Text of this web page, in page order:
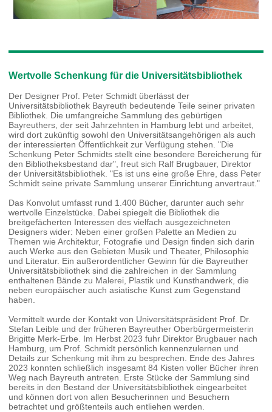
Wertvolle Schenkung für die Universitätsbibliothek
Der Designer Prof. Peter Schmidt überlässt der
Universitätsbibliothek Bayreuth bedeutende Teile seiner privaten
Bibliothek. Die umfangreiche Sammlung des gebürtigen
Bayreuthers, der seit Jahrzehnten in Hamburg lebt und arbeitet,
wird dort zukünftig sowohl den Universitätsangehörigen als auch
der interessierten Öffentlichkeit zur Verfügung stehen. "Die
Schenkung Peter Schmidts stellt eine besondere Bereicherung für
den Bibliotheksbestand dar", freut sich Ralf Brugbauer, Direktor
der Universitätsbibliothek. "Es ist uns eine große Ehre, dass Peter
Schmidt seine private Sammlung unserer Einrichtung anvertraut."
Das Konvolut umfasst rund 1.400 Bücher, darunter auch sehr
wertvolle Einzelstücke. Dabei spiegelt die Bibliothek die
breitgefächerten Interessen des vielfach ausgezeichneten
Designers wider: Neben einer großen Palette an Medien zu
Themen wie Architektur, Fotografie und Design finden sich darin
auch Werke aus den Gebieten Musik und Theater, Philosophie
und Literatur. Ein außerordentlicher Gewinn für die Bayreuther
Universitätsbibliothek sind die zahlreichen in der Sammlung
enthaltenen Bände zu Malerei, Plastik und Kunsthandwerk, die
neben europäischer auch asiatische Kunst zum Gegenstand
haben.
Vermittelt wurde der Kontakt von Universitätspräsident Prof. Dr.
Stefan Leible und der früheren Bayreuther Oberbürgermeisterin
Brigitte Merk-Erbe. Im Herbst 2023 fuhr Direktor Brugbauer nach
Hamburg, um Prof. Schmidt persönlich kennenzulernen und
Details zur Schenkung mit ihm zu besprechen. Ende des Jahres
2023 konnten schließlich insgesamt 84 Kisten voller Bücher ihren
Weg nach Bayreuth antreten. Erste Stücke der Sammlung sind
bereits in den Bestand der Universitätsbibliothek eingearbeitet
und können dort von allen Besucherinnen und Besuchern
betrachtet und größtenteils auch entliehen werden.